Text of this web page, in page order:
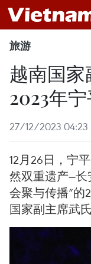
旅游
越南国
2023年
27/12/2023 04:23
12月26日，宁
然双重遗产—
会聚与传播”的
国家副主席武